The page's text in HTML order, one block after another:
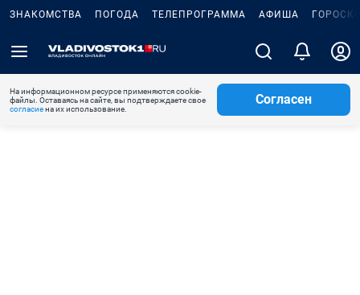
ЗНАКОМСТВА ПОГОДА ТЕЛЕПРОГРАММА АФИША
На информационном ресурсе применяются cookie-
файлы. Оставаясь на сайте, вы подтверждаете свое
согласиена их использование.
Согласен